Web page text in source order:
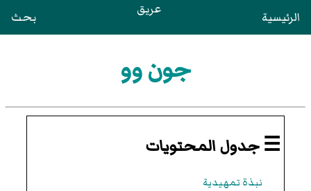
الرئيسية عريق بحث
جون وو
☰ جدول المحتويات
نبذة تمهيدية